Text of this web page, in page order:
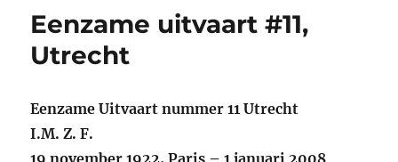
Eenzame uitvaart #11,
Utrecht
Eenzame Uitvaart nummer 11 Utrecht
I.M. Z. F.
19 november 1922, Paris – 1 januari 2008